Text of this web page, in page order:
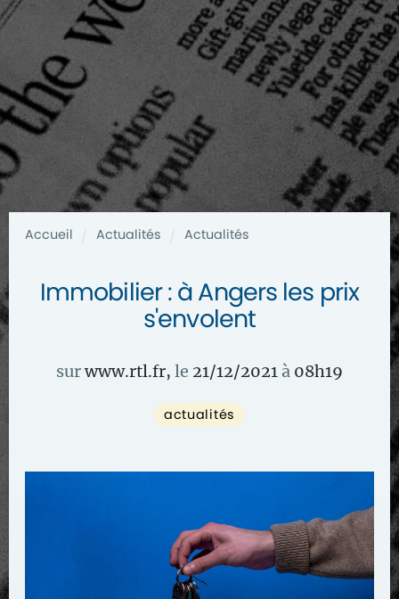
Accueil Actualités Actualités
Immobilier : à Angers les prix
s'envolent
surwww.rtl.fr, le 21/12/2021 à 08h19
actualités